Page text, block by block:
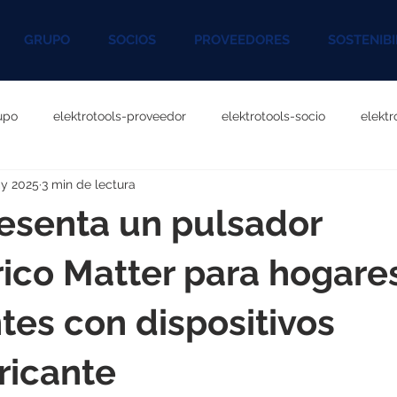
GRUPO SOCIOS PROVEEDORES
elektrotools-proveedor elektrotools-socio
P060000 elektrotools-P027000
P096000 elektrotools-P041000
P046000 elektrotools-P121000 elektrotools-
un pulsador
Matter para
con dispositivos
2025 3 min de lectura